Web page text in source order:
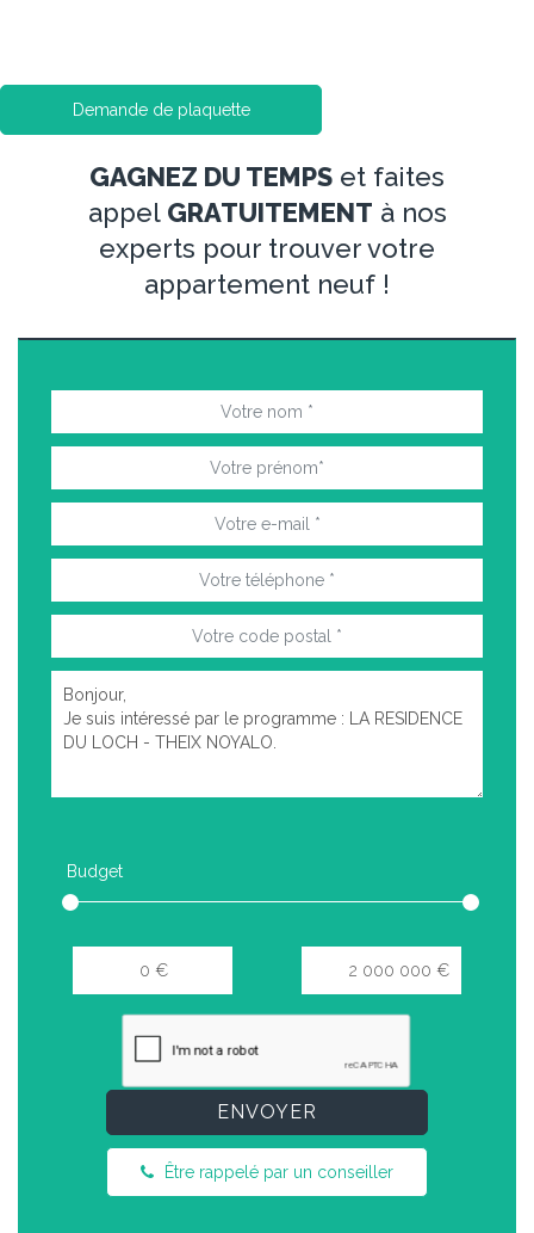
Demande de plaquette
GAGNEZ DU TEMPS et faites
appel GRATUITEMENT à nos
experts pour trouver votre
appartement neuf !
Budget
ENVOYER
Être rappelé par un conseiller